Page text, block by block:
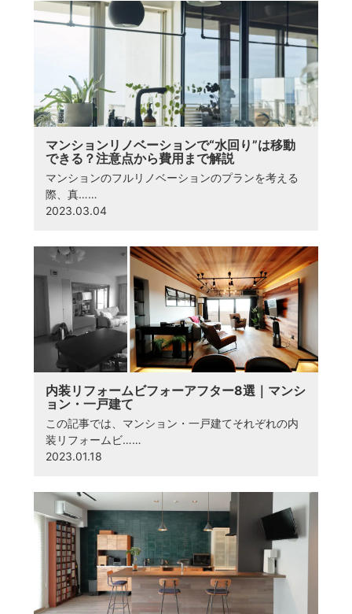
マンションリノベーションで“水回り”は移動
できる？注意点から費用まで解説
マンションのフルリノベーションのプランを考える
際、真……
2023.03.04
内装リフォームビフォーアフター8選｜マンシ
ョン・一戸建て
この記事では、マンション・一戸建てそれぞれの内
装リフォームビ……
2023.01.18